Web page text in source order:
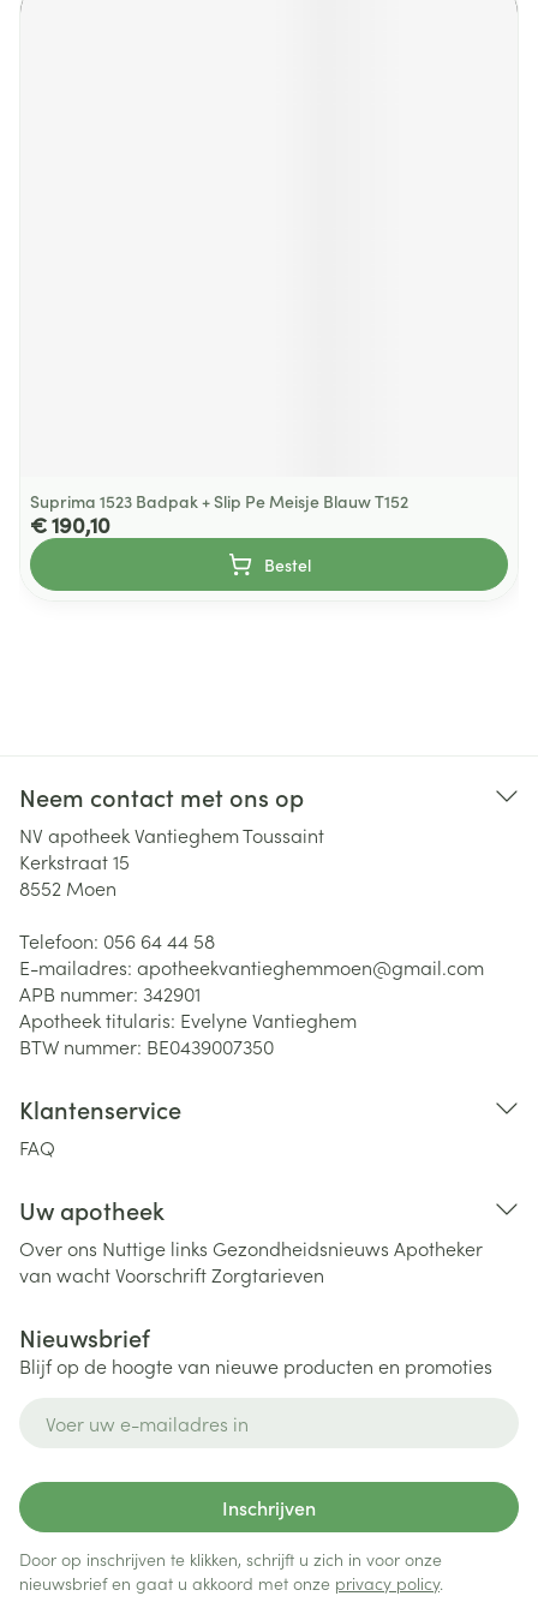
Suprima 1523 Badpak + Slip Pe Meisje Blauw T152
€ 190,10
Bestel
Neem contact met ons op
NV apotheek Vantieghem Toussaint
Kerkstraat 15
8552 Moen
Telefoon: 056 64 44 58
E-mailadres: apotheekvantieghemmoen@gmail.com
APB nummer: 342901
Apotheek titularis: Evelyne Vantieghem
BTW nummer: BE0439007350
Klantenservice
FAQ
Uw apotheek
Over ons Nuttige links Gezondheidsnieuws Apotheker
van wachtVoorschriftZorgtarieven
Nieuwsbrief
Blijf op de hoogte van nieuwe producten en promoties
Inschrijven
Door op inschrijven te klikken, schrijft u zich in voor onze
nieuwsbrief en gaat u akkoord met onze privacy policy.